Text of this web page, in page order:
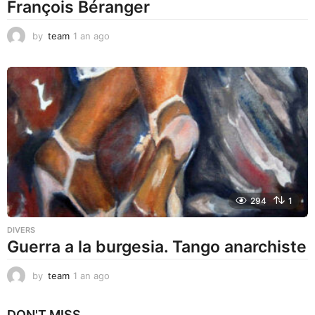
François Béranger
by team 1 an ago
a
o
294 1
DIVERS
Guerra a la burgesia. Tango anarchiste
by team 1 an ago